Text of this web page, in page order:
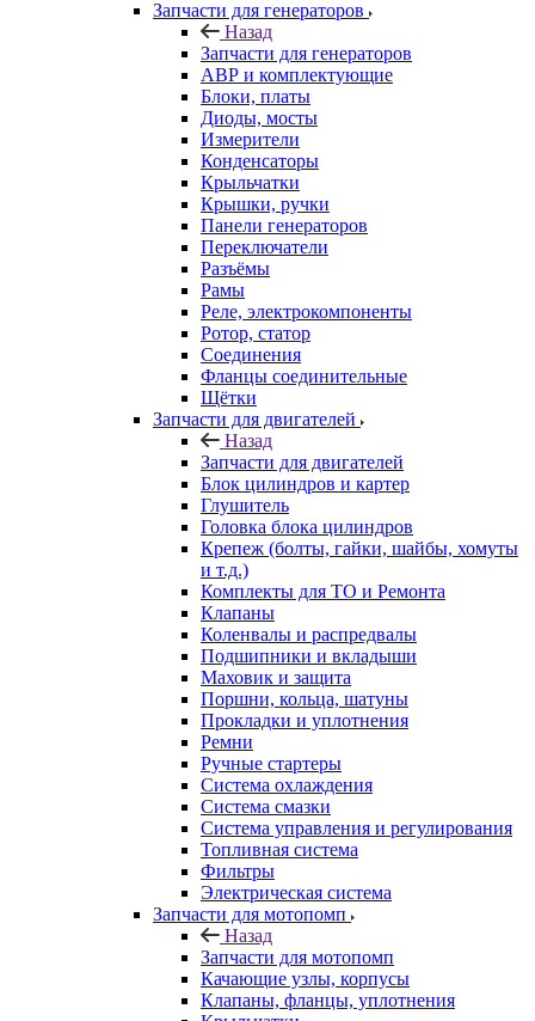
Запчасти для генераторов
Назад
Запчасти для генераторов
АВР и комплектующие
Блоки, платы
Диоды, мосты
Измерители
Конденсаторы
Крыльчатки
Крышки, ручки
Панели генераторов
Переключатели
Разъёмы
Рамы
Реле, электрокомпоненты
Ротор, статор
Соединения
Фланцы соединительные
Щётки
Запчасти для двигателей
Назад
Запчасти для двигателей
Блок цилиндров и картер
Глушитель
Головка блока цилиндров
Крепеж (болты, гайки, шайбы, хомуты
и т.д.)
Комплекты для ТО и Ремонта
Клапаны
Коленвалы и распредвалы
Подшипники и вкладыши
Маховик и защита
Поршни, кольца, шатуны
Прокладки и уплотнения
Ремни
Ручные стартеры
Система охлаждения
Система смазки
Система управления и регулирования
Топливная система
Фильтры
Электрическая система
Запчасти для мотопомп
Назад
Запчасти для мотопомп
Качающие узлы, корпусы
Клапаны, фланцы, уплотнения